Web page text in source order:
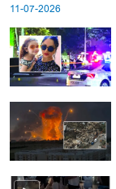
11-07-2026